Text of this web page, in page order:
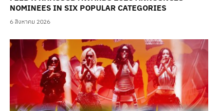
NOMINEES IN SIX POPULAR CATEGORIES
6 สิงหาคม 2026